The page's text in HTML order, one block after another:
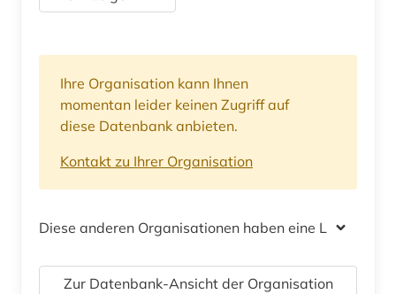
Ihre Organisation kann Ihnen
momentan leider keinen Zugriff auf
diese Datenbank anbieten.
Kontakt zu Ihrer Organisation
Diese anderen Organisationen haben eine Lizenz
Zur Datenbank-Ansicht der Organisation